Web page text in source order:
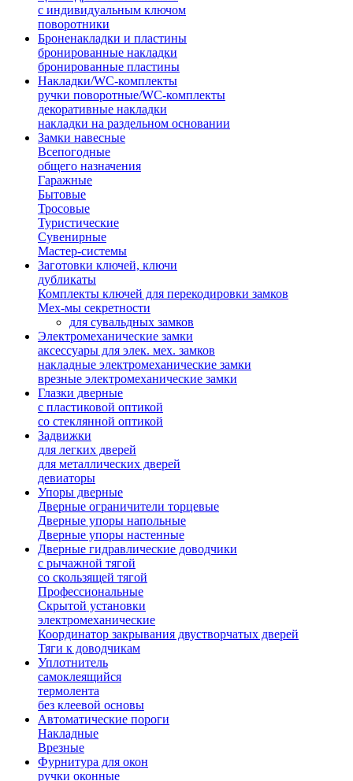
с индивидуальным ключом
поворотники
Броненакладки и пластины
бронированные накладки
бронированные пластины
Накладки/WC-комплекты
ручки поворотные/WC-комплекты
декоративные накладки
накладки на раздельном основании
Замки навесные
Всепогодные
общего назначения
Гаражные
Бытовые
Тросовые
Туристические
Сувенирные
Мастер-системы
Заготовки ключей, ключи
дубликаты
Комплекты ключей для перекодировки замков
Мех-мы секретности
для сувальдных замков
Электромеханические замки
аксессуары для элек. мех. замков
накладные электромеханические замки
врезные электромеханические замки
Глазки дверные
с пластиковой оптикой
со стеклянной оптикой
Задвижки
для легких дверей
для металлических дверей
девиаторы
Упоры дверные
Дверные ограничители торцевые
Дверные упоры напольные
Дверные упоры настенные
Дверные гидравлические доводчики
с рычажной тягой
со скользящей тягой
Профессиональные
Скрытой установки
электромеханические
Координатор закрывания двустворчатых дверей
Тяги к доводчикам
Уплотнитель
самоклеящийся
термолента
без клеевой основы
Автоматические пороги
Накладные
Врезные
Фурнитура для окон
ручки оконные